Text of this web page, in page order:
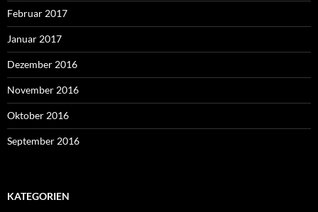
Februar 2017
Januar 2017
Dezember 2016
November 2016
Oktober 2016
September 2016
KATEGORIEN